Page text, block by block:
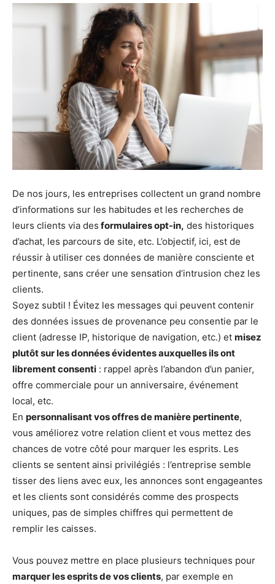
De nos jours, les entreprises collectent un grand nombre
d’informations sur les habitudes et les recherches de
leurs clients via des formulaires opt-in, des historiques
d’achat, les parcours de site, etc. L’objectif, ici, est de
réussir à utiliser ces données de manière consciente et
pertinente, sans créer une sensation d’intrusion chez les
clients.
Soyez subtil ! Évitez les messages qui peuvent contenir
des données issues de provenance peu consentie par le
client (adresse IP, historique de navigation, etc.) et misez
plutôt sur les données évidentes auxquelles ils ont
librement consenti : rappel après l’abandon d’un panier,
offre commerciale pour un anniversaire, événement
local, etc.
En personnalisant vos offres de manière pertinente,
vous améliorez votre relation client et vous mettez des
chances de votre côté pour marquer les esprits. Les
clients se sentent ainsi privilégiés : l’entreprise semble
tisser des liens avec eux, les annonces sont engageantes
et les clients sont considérés comme des prospects
uniques, pas de simples chiffres qui permettent de
remplir les caisses.
Vous pouvez mettre en place plusieurs techniques pour
marquer les esprits de vos clients, par exemple en